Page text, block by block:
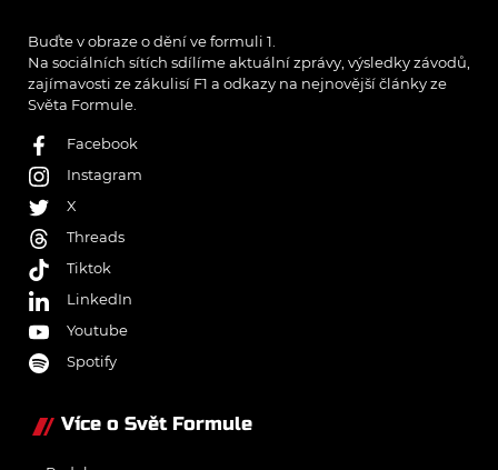
Buďte v obraze o dění ve formuli 1.
Na sociálních sítích sdílíme aktuální zprávy, výsledky závodů,
zajímavosti ze zákulisí F1 a odkazy na nejnovější články ze
Světa Formule.
Facebook
Instagram
X
Threads
Tiktok
LinkedIn
Youtube
Spotify
Více o Svět Formule